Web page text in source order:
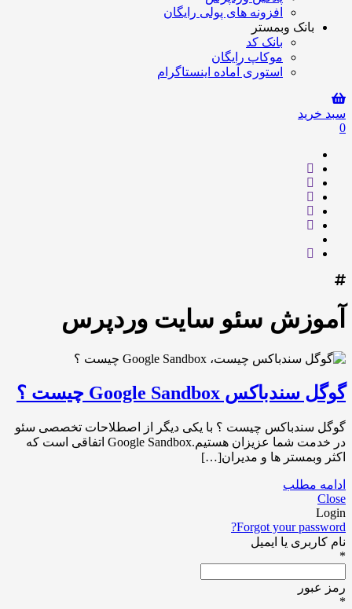
افزونه های پولی رایگان
بانک وبمستر
بانک کد
موکاپ رایگان
استوری آماده اینستاگرام
سبد خرید
0
آموزش سئو سایت وردپرس
گوگل سندباکس Google Sandbox چیست ؟
گوگل سندباکس چیست ؟ با یکی دیگر از اصطلاحات تخصصی سئو
در خدمت شما عزیزان هستیم.Google Sandbox اتفاقی است که
اکثر وبمستر ها و مدیران[…]
ادامه مطلب
Close
Login
Forgot your password?
نام کاربری یا ایمیل
*
رمز عبور
*